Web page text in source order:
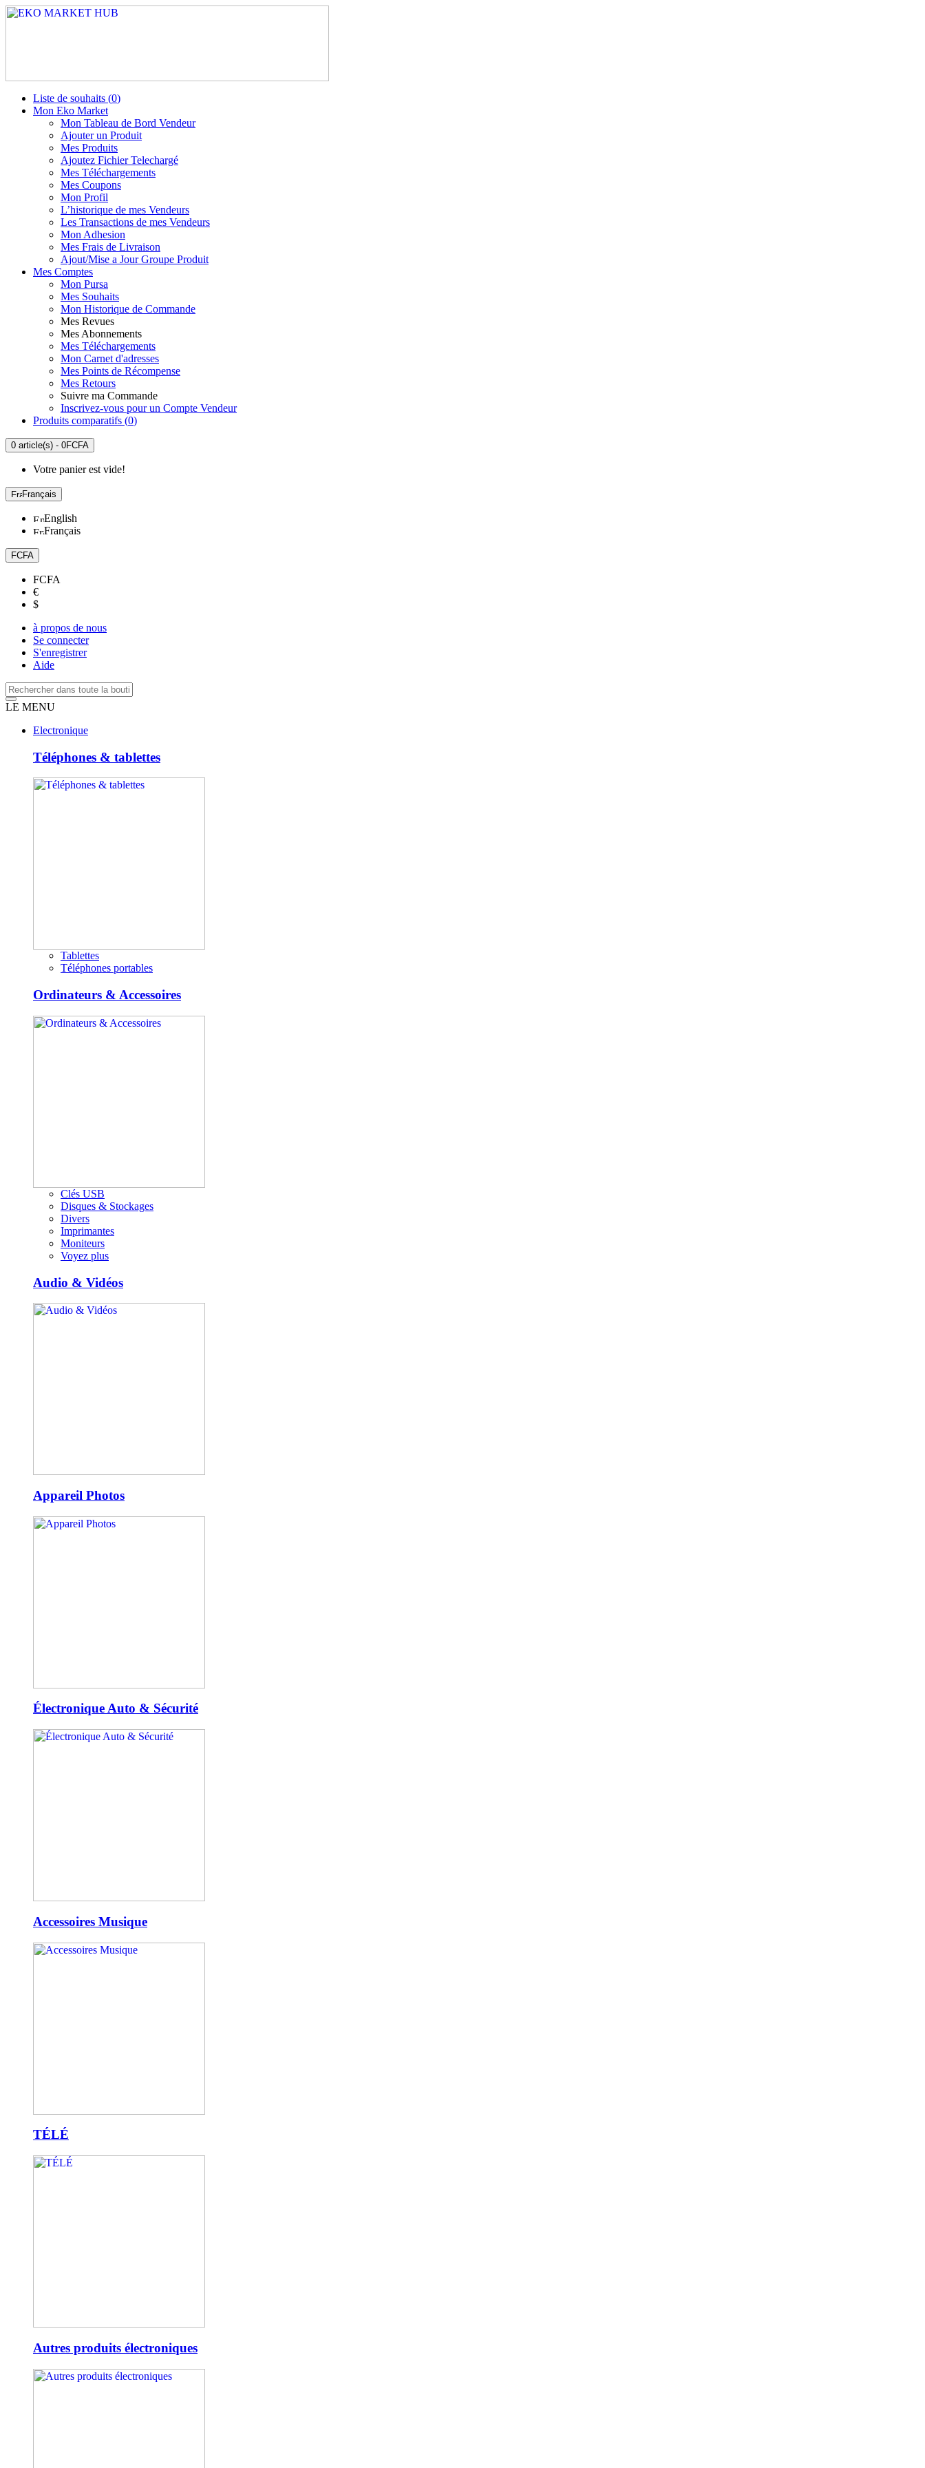
Liste de souhaits (0)
Mon Eko Market
Mon Tableau de Bord Vendeur
Ajouter un Produit
Mes Produits
Ajoutez Fichier Telechargé
Mes Téléchargements
Mes Coupons
Mon Profil
L’historique de mes Vendeurs
Les Transactions de mes Vendeurs
Mon Adhesion
Mes Frais de Livraison
Ajout/Mise a Jour Groupe Produit
Mes Comptes
Mon Pursa
Mes Souhaits
Mon Historique de Commande
Mes Revues
Mes Abonnements
Mes Téléchargements
Mon Carnet d'adresses
Mes Points de Récompense
Mes Retours
Suivre ma Commande
Inscrivez-vous pour un Compte Vendeur
Produits comparatifs (0)
0 article(s) - 0FCFA
Votre panier est vide!
Français
English
Français
FCFA
FCFA
€
$
à propos de nous
Se connecter
S'enregistrer
Aide
LE MENU
Electronique
Téléphones & tablettes
Tablettes
Téléphones portables
Ordinateurs & Accessoires
Clés USB
Disques & Stockages
Divers
Imprimantes
Moniteurs
Voyez plus
Audio & Vidéos
Appareil Photos
Électronique Auto & Sécurité
Accessoires Musique
TÉLÉ
Autres produits électroniques